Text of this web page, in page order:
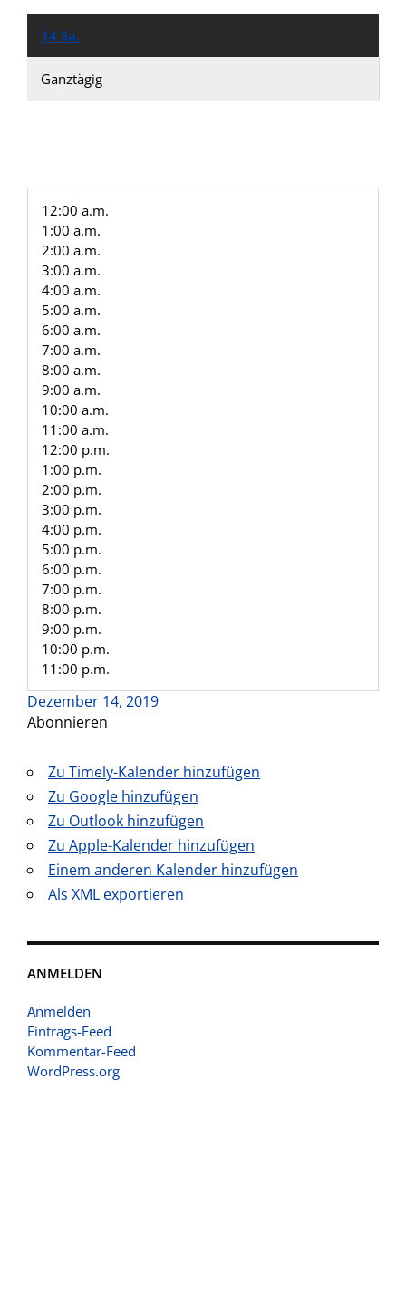
14 Sa.
Ganztägig
12:00 a.m.
1:00 a.m.
2:00 a.m.
3:00 a.m.
4:00 a.m.
5:00 a.m.
6:00 a.m.
7:00 a.m.
8:00 a.m.
9:00 a.m.
10:00 a.m.
11:00 a.m.
12:00 p.m.
1:00 p.m.
2:00 p.m.
3:00 p.m.
4:00 p.m.
5:00 p.m.
6:00 p.m.
7:00 p.m.
8:00 p.m.
9:00 p.m.
10:00 p.m.
11:00 p.m.
Dezember 14, 2019
Abonnieren
Zu Timely-Kalender hinzufügen
Zu Google hinzufügen
Zu Outlook hinzufügen
Zu Apple-Kalender hinzufügen
Einem anderen Kalender hinzufügen
Als XML exportieren
ANMELDEN
Anmelden
Eintrags-Feed
Kommentar-Feed
WordPress.org